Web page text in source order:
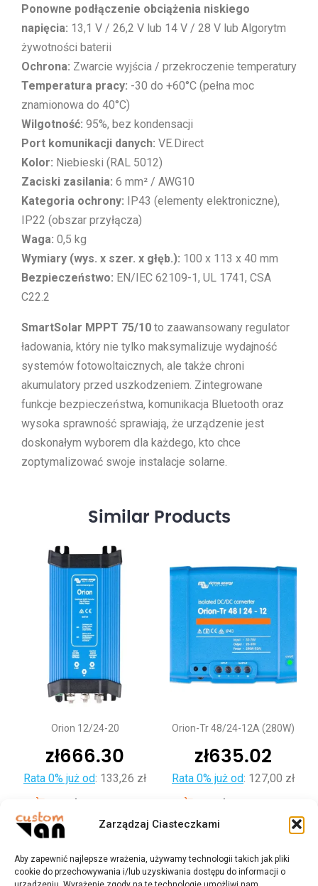
Zarządzaj Ciasteczkami
Aby zapewnić najlepsze wrażenia, używamy technologii takich jak pliki
cookie do przechowywania i/lub uzyskiwania dostępu do informacji o
Ponowne podłączenie obciążenia niskiego
napięcia: 13,1 V / 26,2 V lub 14 V / 28 V lub Algorytm
żywotności baterii
Ochrona: Zwarcie wyjścia / przekroczenie temperatury
Temperatura pracy: -30 do +60°C (pełna moc
znamionowa do 40°C)
Wilgotność: 95%, bez kondensacji
Port komunikacji danych: VE.Direct
Kolor: Niebieski (RAL 5012)
Zaciski zasilania: 6 mm² / AWG10
Kategoria ochrony: IP43 (elementy elektroniczne),
IP22 (obszar przyłącza)
Waga: 0,5 kg
Wymiary (wys. x szer. x głęb.): 100 x 113 x 40 mm
Bezpieczeństwo: EN/IEC 62109-1, UL 1741, CSA
C22.2
SmartSolar MPPT 75/10 to zaawansowany regulator
ładowania, który nie tylko maksymalizuje wydajność
systemów fotowoltaicznych, ale także chroni
akumulatory przed uszkodzeniem. Zintegrowane
funkcje bezpieczeństwa, komunikacja Bluetooth oraz
wysoka sprawność sprawiają, że urządzenie jest
doskonałym wyborem dla każdego, kto chce
zoptymalizować swoje instalacje solarne.
Similar Products
Orion 12/24-20
zł666.30
Rata 0% już od: 133,26 zł
Orion-Tr 48/24-12A (280W)
zł635.02
Rata 0% już od: 127,00 zł